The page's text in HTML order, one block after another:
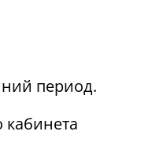
период.